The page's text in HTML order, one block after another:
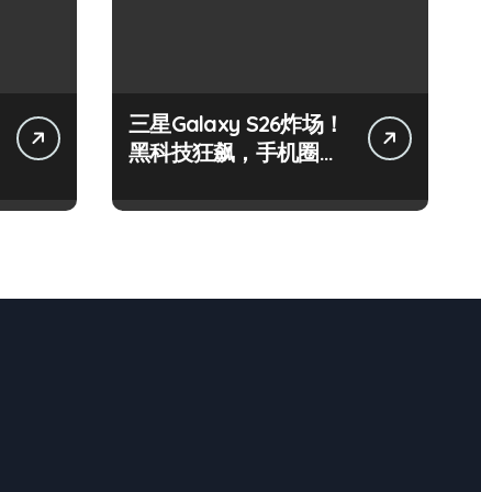
三星Galaxy S26炸场！
黑科技狂飙，手机圈要